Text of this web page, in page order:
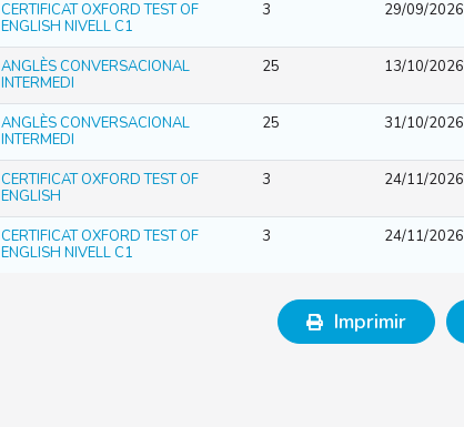
CERTIFICAT OXFORD TEST OF
ENGLISH NIVELL C1
3 29/09/2026
ANGLÈS CONVERSACIONAL
INTERMEDI
25 13/10/2026
ANGLÈS CONVERSACIONAL
INTERMEDI
25 31/10/2026
CERTIFICAT OXFORD TEST OF
ENGLISH
3 24/11/2026
CERTIFICAT OXFORD TEST OF
ENGLISH NIVELL C1
3 24/11/2026
Imprimir